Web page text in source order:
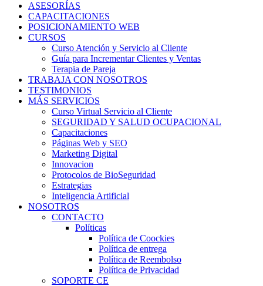
ASESORÍAS
CAPACITACIONES
POSICIONAMIENTO WEB
CURSOS
Curso Atención y Servicio al Cliente
Guía para Incrementar Clientes y Ventas
Terapia de Pareja
TRABAJA CON NOSOTROS
TESTIMONIOS
MÁS SERVICIOS
Curso Virtual Servicio al Cliente
SEGURIDAD Y SALUD OCUPACIONAL
Capacitaciones
Páginas Web y SEO
Marketing Digital
Innovacion
Protocolos de BioSeguridad
Estrategias
Inteligencia Artificial
NOSOTROS
CONTACTO
Políticas
Política de Coockies
Política de entrega
Política de Reembolso
Política de Privacidad
SOPORTE CE